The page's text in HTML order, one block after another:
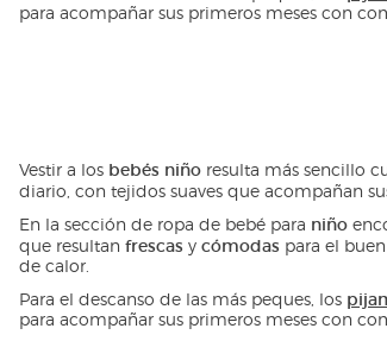
para acompañar sus primeros meses con
Vestir a los bebés niño resulta más sencillo
diario, con tejidos suaves que acompañan
En la sección de ropa de bebé para niño
que resultan frescas y cómodas para el
de calor.
Para el descanso de las más peques, los
para acompañar sus primeros meses con